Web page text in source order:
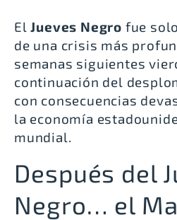
ElJueves Negro fue
de una crisis más
semanas siguientes
continuación del
con consecuencias
la economía
mundial.
Después del
Negro… el